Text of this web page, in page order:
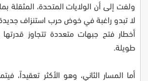
ولفت إلى أن الولايات المتحدة، المثقلة
لا تبدو راغبة في خوض حرب استنزاف
أخطار فتح جبهات متعددة تتجاوز
طويلة.
أما المسار الثاني، وهو الأكثر تعقيداً،